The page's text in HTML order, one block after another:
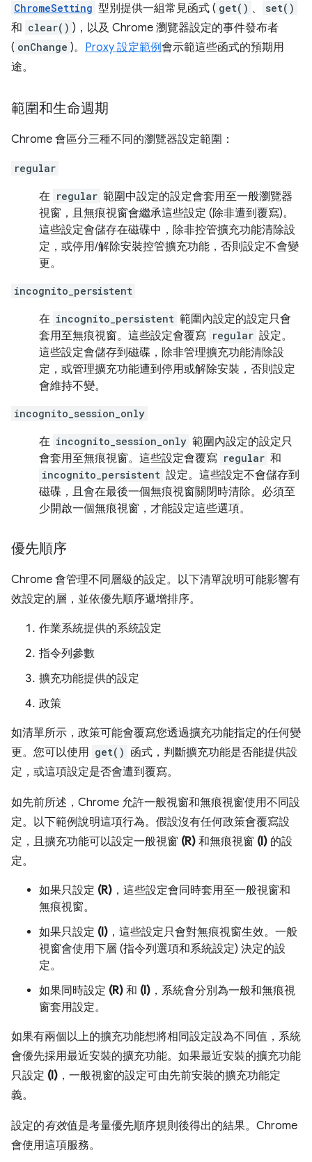
ChromeSetting 型別提供一組常見函式 ( get() 、 set()
和 clear() )，以及 Chrome 瀏覽器設定的事件發布者
( onChange )。 Proxy 設定範例會示範這些函式的預期用
途。
範圍和生命週期
Chrome 會區分三種不同的瀏覽器設定範圍：
regular
在 regular 範圍中設定的設定會套用至一般瀏覽器
視窗，且無痕視窗會繼承這些設定 (除非遭到覆寫)。
這些設定會儲存在磁碟中，除非控管擴充功能清除設
定，或停用/解除安裝控管擴充功能，否則設定不會變
更。
incognito_persistent
在 incognito_persistent 範圍內設定的設定只會
套用至無痕視窗。這些設定會覆寫 regular 設定。
這些設定會儲存到磁碟，除非管理擴充功能清除設
定，或管理擴充功能遭到停用或解除安裝，否則設定
會維持不變。
incognito_session_only
在 incognito_session_only 範圍內設定的設定只
會套用至無痕視窗。這些設定會覆寫 regular 和
incognito_persistent 設定。這些設定不會儲存到
磁碟，且會在最後一個無痕視窗關閉時清除。必須至
少開啟一個無痕視窗，才能設定這些選項。
優先順序
Chrome 會管理不同層級的設定。以下清單說明可能影響有
效設定的層，並依優先順序遞增排序。
作業系統提供的系統設定
指令列參數
擴充功能提供的設定
政策
如清單所示，政策可能會覆寫您透過擴充功能指定的任何變
更。您可以使用 get() 函式，判斷擴充功能是否能提供設
定，或這項設定是否會遭到覆寫。
如先前所述，Chrome 允許一般視窗和無痕視窗使用不同設
定。以下範例說明這項行為。假設沒有任何政策會覆寫設
定，且擴充功能可以設定一般視窗 (R) 和無痕視窗 (I) 的設
定。
如果只設定 (R) ，這些設定會同時套用至一般視窗和
無痕視窗。
如果只設定 (I) ，這些設定只會對無痕視窗生效。一般
視窗會使用下層 (指令列選項和系統設定) 決定的設
定。
如果同時設定 (R) 和 (I) ，系統會分別為一般和無痕視
窗套用設定。
如果有兩個以上的擴充功能想將相同設定設為不同值，系統
會優先採用最近安裝的擴充功能。如果最近安裝的擴充功能
只設定 (I) ，一般視窗的設定可由先前安裝的擴充功能定
義。
設定的有效值是考量優先順序規則後得出的結果。Chrome
會使用這項服務。